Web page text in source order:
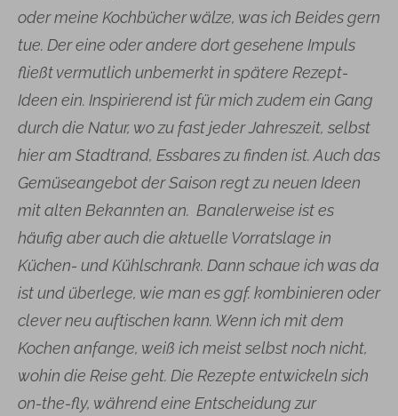
oder meine Kochbücher wälze, was ich Beides gern
tue. Der eine oder andere dort gesehene Impuls
fließt vermutlich unbemerkt in spätere Rezept-
Ideen ein. Inspirierend ist für mich zudem ein Gang
durch die Natur, wo zu fast jeder Jahreszeit, selbst
hier am Stadtrand, Essbares zu finden ist. Auch das
Gemüseangebot der Saison regt zu neuen Ideen
mit alten Bekannten an. Banalerweise ist es
häufig aber auch die aktuelle Vorratslage in
Küchen- und Kühlschrank. Dann schaue ich was da
ist und überlege, wie man es ggf. kombinieren oder
clever neu auftischen kann. Wenn ich mit dem
Kochen anfange, weiß ich meist selbst noch nicht,
wohin die Reise geht. Die Rezepte entwickeln sich
on-the-fly, während eine Entscheidung zur